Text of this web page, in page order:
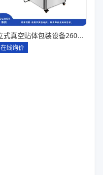
立式真空贴体包装设备260*180一出二
在线询价